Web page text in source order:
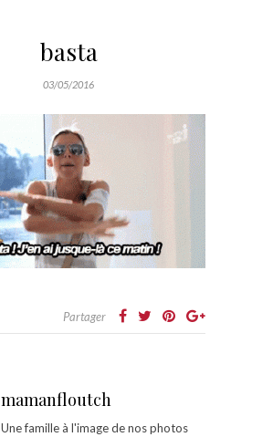
basta
03/05/2016
Partager
mamanfloutch
Une famille à l'image de nos photos